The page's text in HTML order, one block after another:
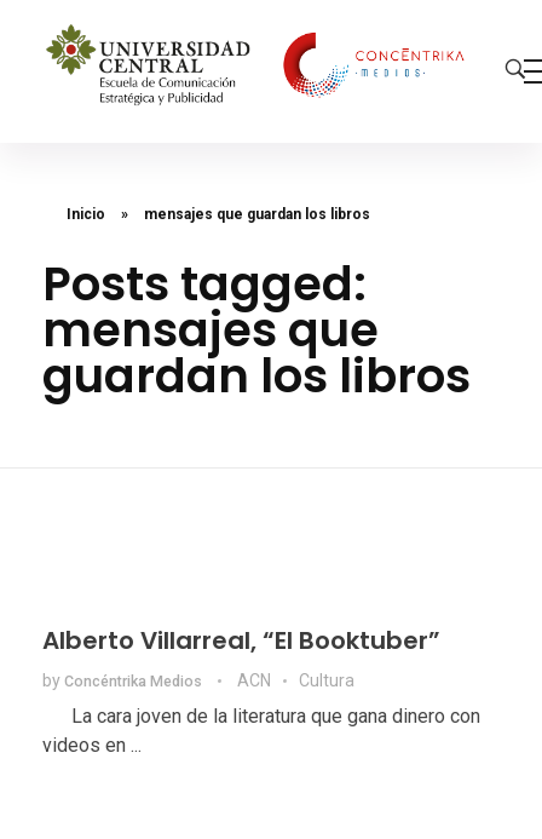
Inicio » mensajes que guardan los libros
Posts tagged:
mensajes que
guardan los libros
Alberto Villarreal, “El Booktuber”
by Concéntrika Medios ACN Cultura
La cara joven de la literatura que gana dinero con
videos en ...